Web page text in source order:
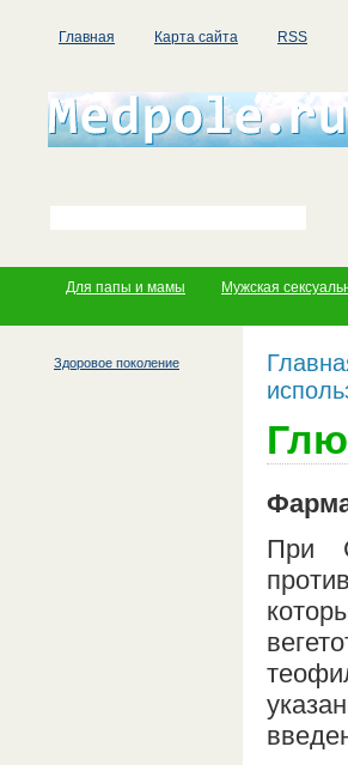
Главная Карта сайта RSS
Для папы и мамы Мужская
Здоровое поколение
При